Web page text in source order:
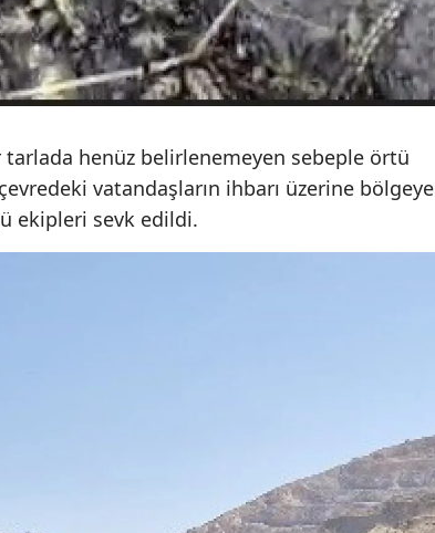
Sivas
Tekirdağ
Trabzon
Zonguldak
Aksaray
henüz belirlenemeyen sebeple örtü
vatandaşların ihbarı üzerine bölgeye
ekipleri sevk edildi.